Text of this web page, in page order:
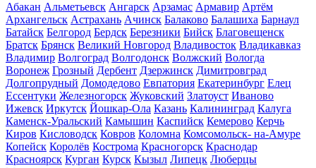
Абакан Альметьевск Ангарск Арзамас Армавир Артём
Архангельск Астрахань Ачинск Балаково Балашиха Барнаул
Батайск Белгород Бердск Березники Бийск Благовещенск
Братск Брянск Великий Новгород Владивосток Владикавказ
Владимир Волгоград Волгодонск Волжский Вологда
Воронеж Грозный Дербент Дзержинск Димитровград
Долгопрудный Домодедово Евпатория Екатеринбург Елец
Ессентуки Железногорск Жуковский Златоуст Иваново
Ижевск Иркутск Йошкар-Ола Казань Калининград Калуга
Каменск-Уральский Камышин Каспийск Кемерово Керчь
Киров Кисловодск Ковров Коломна Комсомольск- на-Амуре
Копейск Королёв Кострома Красногорск Краснодар
Красноярск Курган Курск Кызыл Липецк Люберцы